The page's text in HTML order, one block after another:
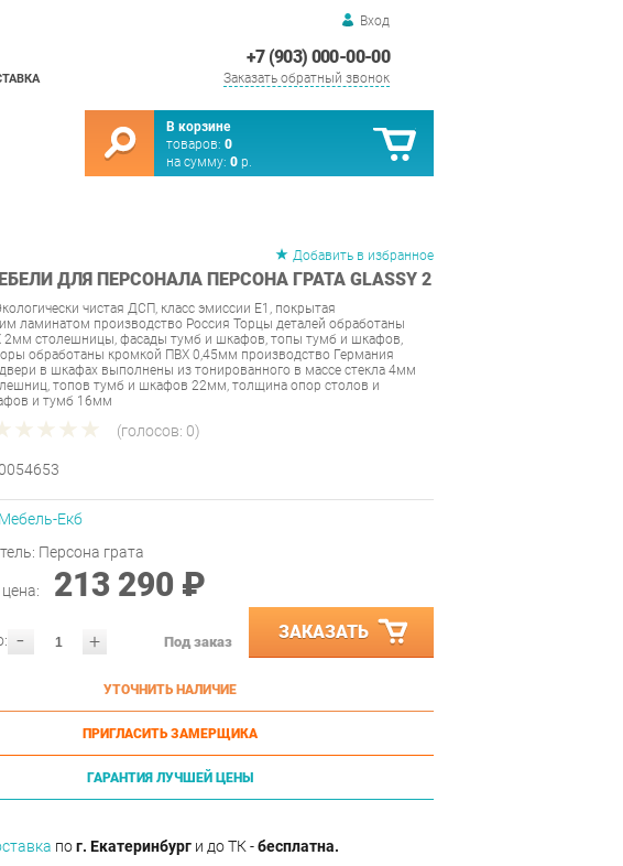
Вход
+7 (903) 000-00-00
Заказать обратный звонок
В корзине
товаров: 0
на сумму: 0 р.
Добавить в избранное
ДЛЯ ПЕРСОНАЛА ПЕРСОНА ГРАТА GLASSY 2
чистая ДСП, класс эмиссии Е1, покрытая
ламинатом производство Россия Торцы деталей обработаны
2мм столешницы, фасады тумб и шкафов, топы тумб и шкафов,
обработаны кромкой ПВХ 0,45мм производство Германия
в шкафах выполнены из тонированного в массе стекла 4мм
топов тумб и шкафов 22мм, толщина опор столов и
и тумб 16мм
(голосов: 0)
Мебель-Екб
Персона грата
213 290 ₽
- + Под заказ ЗАКАЗАТЬ
УТОЧНИТЬ НАЛИЧИЕ
ПРИГЛАСИТЬ ЗАМЕРЩИКА
ГАРАНТИЯ ЛУЧШЕЙ ЦЕНЫ
пог. Екатеринбург и до ТК -бесплатна.